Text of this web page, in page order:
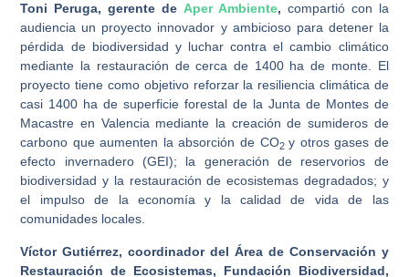
Toni Peruga, gerente de Aper Ambiente, compartió con la
audiencia un proyecto innovador y ambicioso para detener la
pérdida de biodiversidad y luchar contra el cambio climático
mediante la restauración de cerca de 1400 ha de monte. El
proyecto tiene como objetivo reforzar la resiliencia climática de
casi 1400 ha de superficie forestal de la Junta de Montes de
Macastre en Valencia mediante la creación de sumideros de
carbono que aumenten la absorción de CO2y otros gases de
efecto invernadero (GEI); la generación de reservorios de
biodiversidad y la restauración de ecosistemas degradados; y
el impulso de la economía y la calidad de vida de las
comunidades locales.
Víctor Gutiérrez, coordinador del Área de Conservación y
Restauración de Ecosistemas, Fundación Biodiversidad,